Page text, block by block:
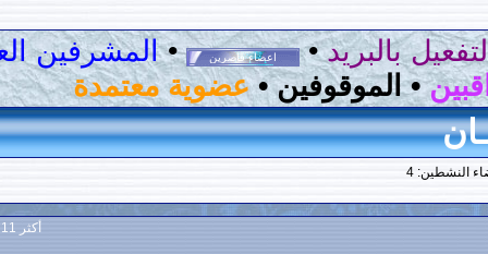
•
•المشرفين العامين•
•عضوية معتمدة